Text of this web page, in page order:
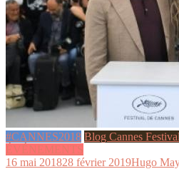
#CANNES2018 Blog Cannes Festival
ÉVÉNEMENTS
16 mai 201828 février 2019Hugo